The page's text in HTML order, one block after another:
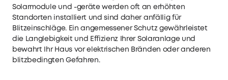
Solarmodule und -geräte werden oft an erhöhten
Standorten installiert und sind daher anfällig für
Blitzeinschläge. Ein angemessener Schutz gewährleistet
die Langlebigkeit und Effizienz Ihrer Solaranlage und
bewahrt Ihr Haus vor elektrischen Bränden oder anderen
blitzbedingten Gefahren.